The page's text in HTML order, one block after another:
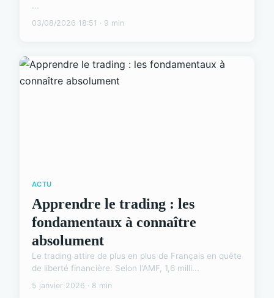
...
03/08/2026 18:51 · 9 min
ACTU
Apprendre le trading : les
fondamentaux à connaître
absolument
Le trading attire de plus en plus de Français en quête
de liberté financière. Selon l'AMF, 1,6 milli...
5 janvier 2026 · 8 min